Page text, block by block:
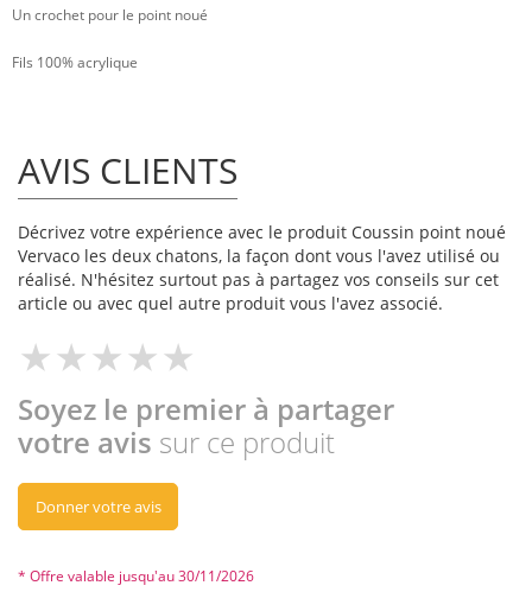
Un crochet pour le point noué
Fils 100% acrylique
AVIS CLIENTS
Décrivez votre expérience avec le produit Coussin point noué
Vervaco les deux chatons, la façon dont vous l'avez utilisé ou
réalisé. N'hésitez surtout pas à partagez vos conseils sur cet
article ou avec quel autre produit vous l'avez associé.
Soyez le premier à partager
votre avis sur ce produit
Donner votre avis
* Offre valable jusqu'au 30/11/2026